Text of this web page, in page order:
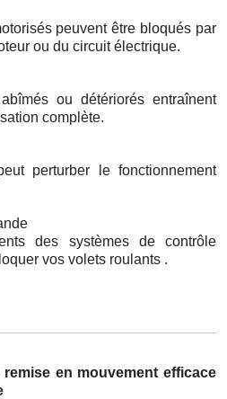
peuvent être bloqués par
ou du circuit électrique.
ou détériorés entraînent
complète.
perturber le fonctionnement
des systèmes de contrôle
vos volets roulants .
en mouvement efficace